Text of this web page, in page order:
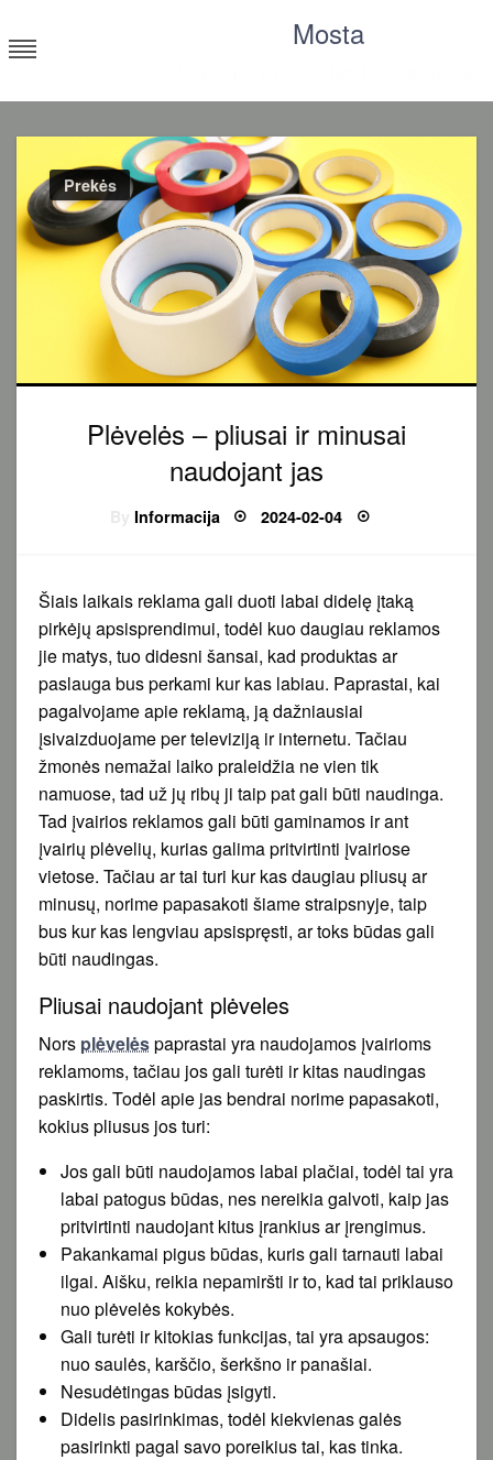
to
content
Mosta
Prekės
Plėvelės – pliusai ir minusai
naudojant jas
Informacija Posted
on
2024-02-04
Šiais laikais reklama gali duoti labai didelę įtaką
pirkėjų apsisprendimui, todėl kuo daugiau reklamos
jie matys, tuo didesni šansai, kad produktas ar
paslauga bus perkami kur kas labiau. Paprastai, kai
pagalvojame apie reklamą, ją dažniausiai
įsivaizduojame per televiziją ir internetu. Tačiau
žmonės nemažai laiko praleidžia ne vien tik
namuose, tad už jų ribų ji taip pat gali būti naudinga.
Tad įvairios reklamos gali būti gaminamos ir ant
įvairių plėvelių, kurias galima pritvirtinti įvairiose
vietose. Tačiau ar tai turi kur kas daugiau pliusų ar
minusų, norime papasakoti šiame straipsnyje, taip
bus kur kas lengviau apsispręsti, ar toks būdas gali
būti naudingas.
Pliusai naudojant plėveles
Nors plėvelėspaprastai yra naudojamos įvairioms
reklamoms, tačiau jos gali turėti ir kitas naudingas
paskirtis. Todėl apie jas bendrai norime papasakoti,
kokius pliusus jos turi:
Jos gali būti naudojamos labai plačiai, todėl tai yra
labai patogus būdas, nes nereikia galvoti, kaip jas
pritvirtinti naudojant kitus įrankius ar įrengimus.
Pakankamai pigus būdas, kuris gali tarnauti labai
ilgai. Aišku, reikia nepamiršti ir to, kad tai priklauso
nuo plėvelės kokybės.
Gali turėti ir kitokias funkcijas, tai yra apsaugos:
nuo saulės, karščio, šerkšno ir panašiai.
Nesudėtingas būdas įsigyti.
Didelis pasirinkimas, todėl kiekvienas galės
pasirinkti pagal savo poreikius tai, kas tinka.